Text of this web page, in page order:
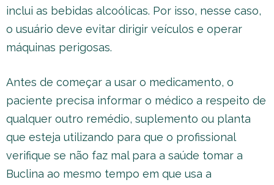
inclui as bebidas alcoólicas. Por isso, nesse caso,
o usuário deve evitar dirigir veículos e operar
máquinas perigosas.
Antes de começar a usar o medicamento, o
paciente precisa informar o médico a respeito de
qualquer outro remédio, suplemento ou planta
que esteja utilizando para que o profissional
verifique se não faz mal para a saúde tomar a
Buclina ao mesmo tempo em que usa a